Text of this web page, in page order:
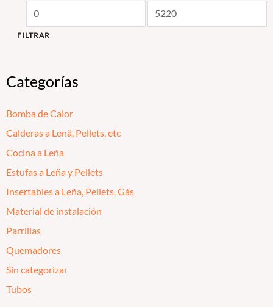
FILTRAR
Categorías
Bomba de Calor
Calderas a Lenã, Pellets, etc
Cocina a Leña
Estufas a Leña y Pellets
Insertables a Leña, Pellets, Gás
Material de instalación
Parrillas
Quemadores
Sin categorizar
Tubos